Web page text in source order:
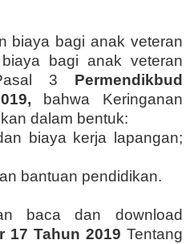
biaya bagi anak veteran
bagi anak veteran
3 Permendikbud
bahwa Keringanan
dalam bentuk:
biaya kerja lapangan;
bantuan pendidikan.
baca dan download
17 Tahun 2019 Tentang